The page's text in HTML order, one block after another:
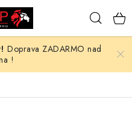
Doprava ZADARMO nad
!